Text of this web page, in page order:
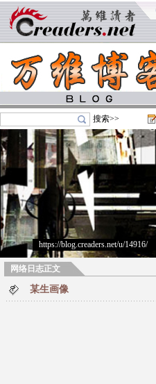
搜索>>
https://blog.creaders.net/u/14916/>
网络日志正文
某生画像